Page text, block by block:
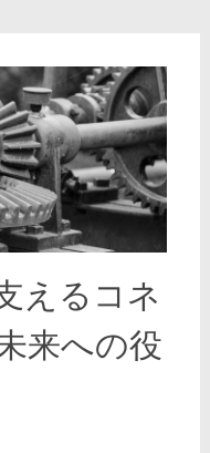
えるコネ
来への役